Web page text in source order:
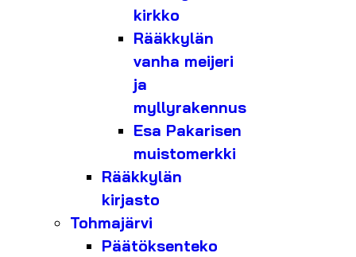
kirkko
Rääkkylän
vanha meijeri
ja
myllyrakennus
Esa Pakarisen
muistomerkki
Rääkkylän
kirjasto
Tohmajärvi
Päätöksenteko